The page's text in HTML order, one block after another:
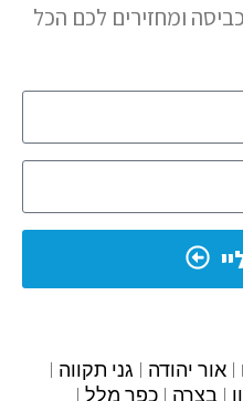
ומחזירים לכם הכל
אור יהודה
גני תקווה
בצרה כפר מלל